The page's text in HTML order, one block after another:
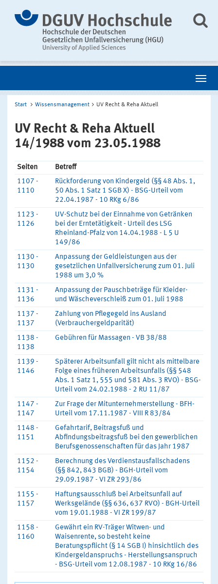
Start Wissensmanagement UV Recht & Reha Aktuell
UV Recht & Reha Aktuell
14/1988 vom 23.05.1988
Seiten
Betreff
1107 -
1110
Rückforderung von Kindergeld (§§ 48 Abs. 1,
50 Abs. 1 Satz 1 SGB X) - BSG-Urteil vom
22.04.1987 - 10 RKg 6/86
1123 -
1126
UV-Schutz bei der Einnahme von Getränken
bei der Erntetätigkeit - Urteil des LSG
Rheinland-Pfalz von 14.04.1988 - L 5 U
149/86
1130 -
1130
Anpassung der Geldleistungen aus der
gesetzlichen Unfallversicherung zum 01. Juli
1988 um 3,0 %
1131 -
1136
Anpassung der Pauschbeträge für Kleider-
und Wäscheverschleiß zum 01. Juli 1988
1137 -
1137
Zahlung von Pflegegeld ins Ausland
(Verbrauchergeldparität)
1138 -
1138
Gebühren für Massagen - VB 38/88
1139 -
1146
Späterer Arbeitsunfall gilt nicht als mittelbare
Folge eines früheren Arbeitsunfalls (§§ 548
Abs. 1 Satz 1, 555 und 581 Abs. 3 RVO) - BSG-
Urteil vom 24.02.1988 - 2 RU 11/87
1147 -
1147
Zur Frage der Mitunternehmerstellung - BFH-
Urteil vom 17.11.1987 - VIII R 83/84
1148 -
1151
Gefahrtarif, Beitragsfuß und
Abfindungsbeitragsfuß bei den gewerblichen
Berufsgenossenschaften für das Jahr 1987
1152 -
1154
Berechnung des Verdienstausfallschadens
(§§ 842, 843 BGB) - BGH-Urteil vom
29.09.1987 - VI ZR 293/86
1155 -
1157
Haftungsausschluß bei Arbeitsunfall auf
Werksgelände (§§ 636, 637 RVO) - BGH-Urteil
vom 19.01.1988 - VI ZR 199/87
1158 -
1160
Gewährt ein RV-Träger Witwen- und
Waisenrente, so besteht keine
Beratungspflicht (§ 14 SGB I) hinsichtlich des
Kindergeldanspruchs - Herstellungsanspruch
- BSG-Urteil vom 12.08.1987 - 10 RKg 16/86